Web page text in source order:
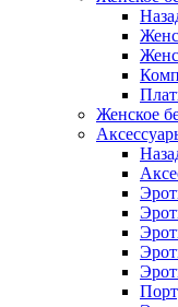
Женское